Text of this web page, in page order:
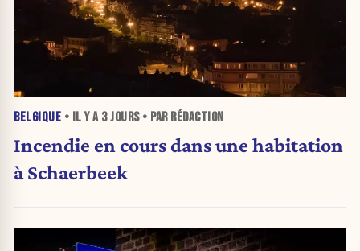
BELGIQUE • IL Y A 3 JOURS• PAR RÉDACTION
Incendie en cours dans une habitation
à Schaerbeek